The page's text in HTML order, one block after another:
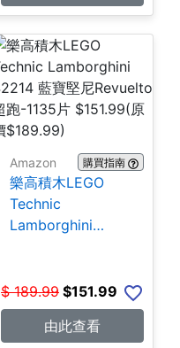
Amazon 購買指南
樂高積木LEGO
Technic
Lamborghini
片 $151.99
$ 189.99 $151.99
由此查看